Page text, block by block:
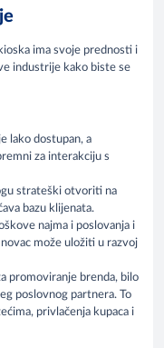
ima svoje prednosti i
industrije kako biste se
lako dostupan, a
za interakciju s
strateški otvoriti na
bazu klijenata.
najma i poslovanja i
može uložiti u razvoj
promoviranje brenda, bilo
poslovnog partnera. To
privlačenja kupaca i